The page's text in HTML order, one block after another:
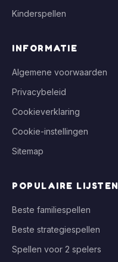
Kinderspellen
INFORMATIE
Algemene voorwaarden
Privacybeleid
Cookieverklaring
Cookie-instellingen
Sitemap
POPULAIRE LIJSTEN
Beste familiespellen
Beste strategiespellen
Spellen voor 2 spelers